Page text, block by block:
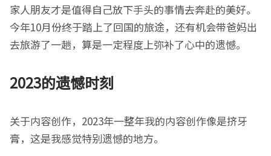
家人朋友才是值得自己放下手头的事情去奔赴的美好。
今年10月份终于踏上了回国的旅途，还有机会带爸妈出
去旅游了一趟，算是一定程度上弥补了心中的遗憾。
2023的遗憾时刻
关于内容创作，2023年一整年我的内容创作像是挤牙
膏，这是我感觉特别遗憾的地方。